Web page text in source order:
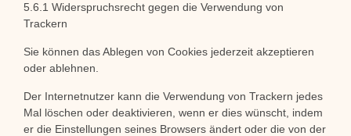
5.6.1 Widerspruchsrecht gegen die Verwendung von
Trackern
Sie können das Ablegen von Cookies jederzeit akzeptieren
oder ablehnen.
Der Internetnutzer kann die Verwendung von Trackern jedes
Mal löschen oder deaktivieren, wenn er dies wünscht, indem
er die Einstellungen seines Browsers ändert oder die von der